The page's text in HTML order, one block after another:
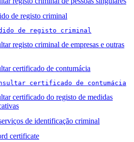
de registo criminal
de registo criminal
registo criminal de empresas e outras
certificado de contumácia
certificado de contumácia
certificado do registo de medidas
de identificação criminal
certificate